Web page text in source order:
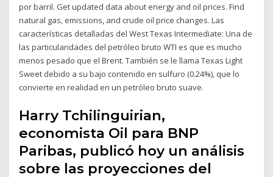
por barril. Get updated data about energy and oil prices. Find
natural gas, emissions, and crude oil price changes. Las
características detalladas del West Texas Intermediate: Una de
las particularidades del petróleo bruto WTI es que es mucho
menos pesado que el Brent. También se le llama Texas Light
Sweet debido a su bajo contenido en sulfuro (0.24%), que lo
convierte en realidad en un petróleo bruto suave.
Harry Tchilinguirian,
economista Oil para BNP
Paribas, publicó hoy un análisis
sobre las proyecciones del